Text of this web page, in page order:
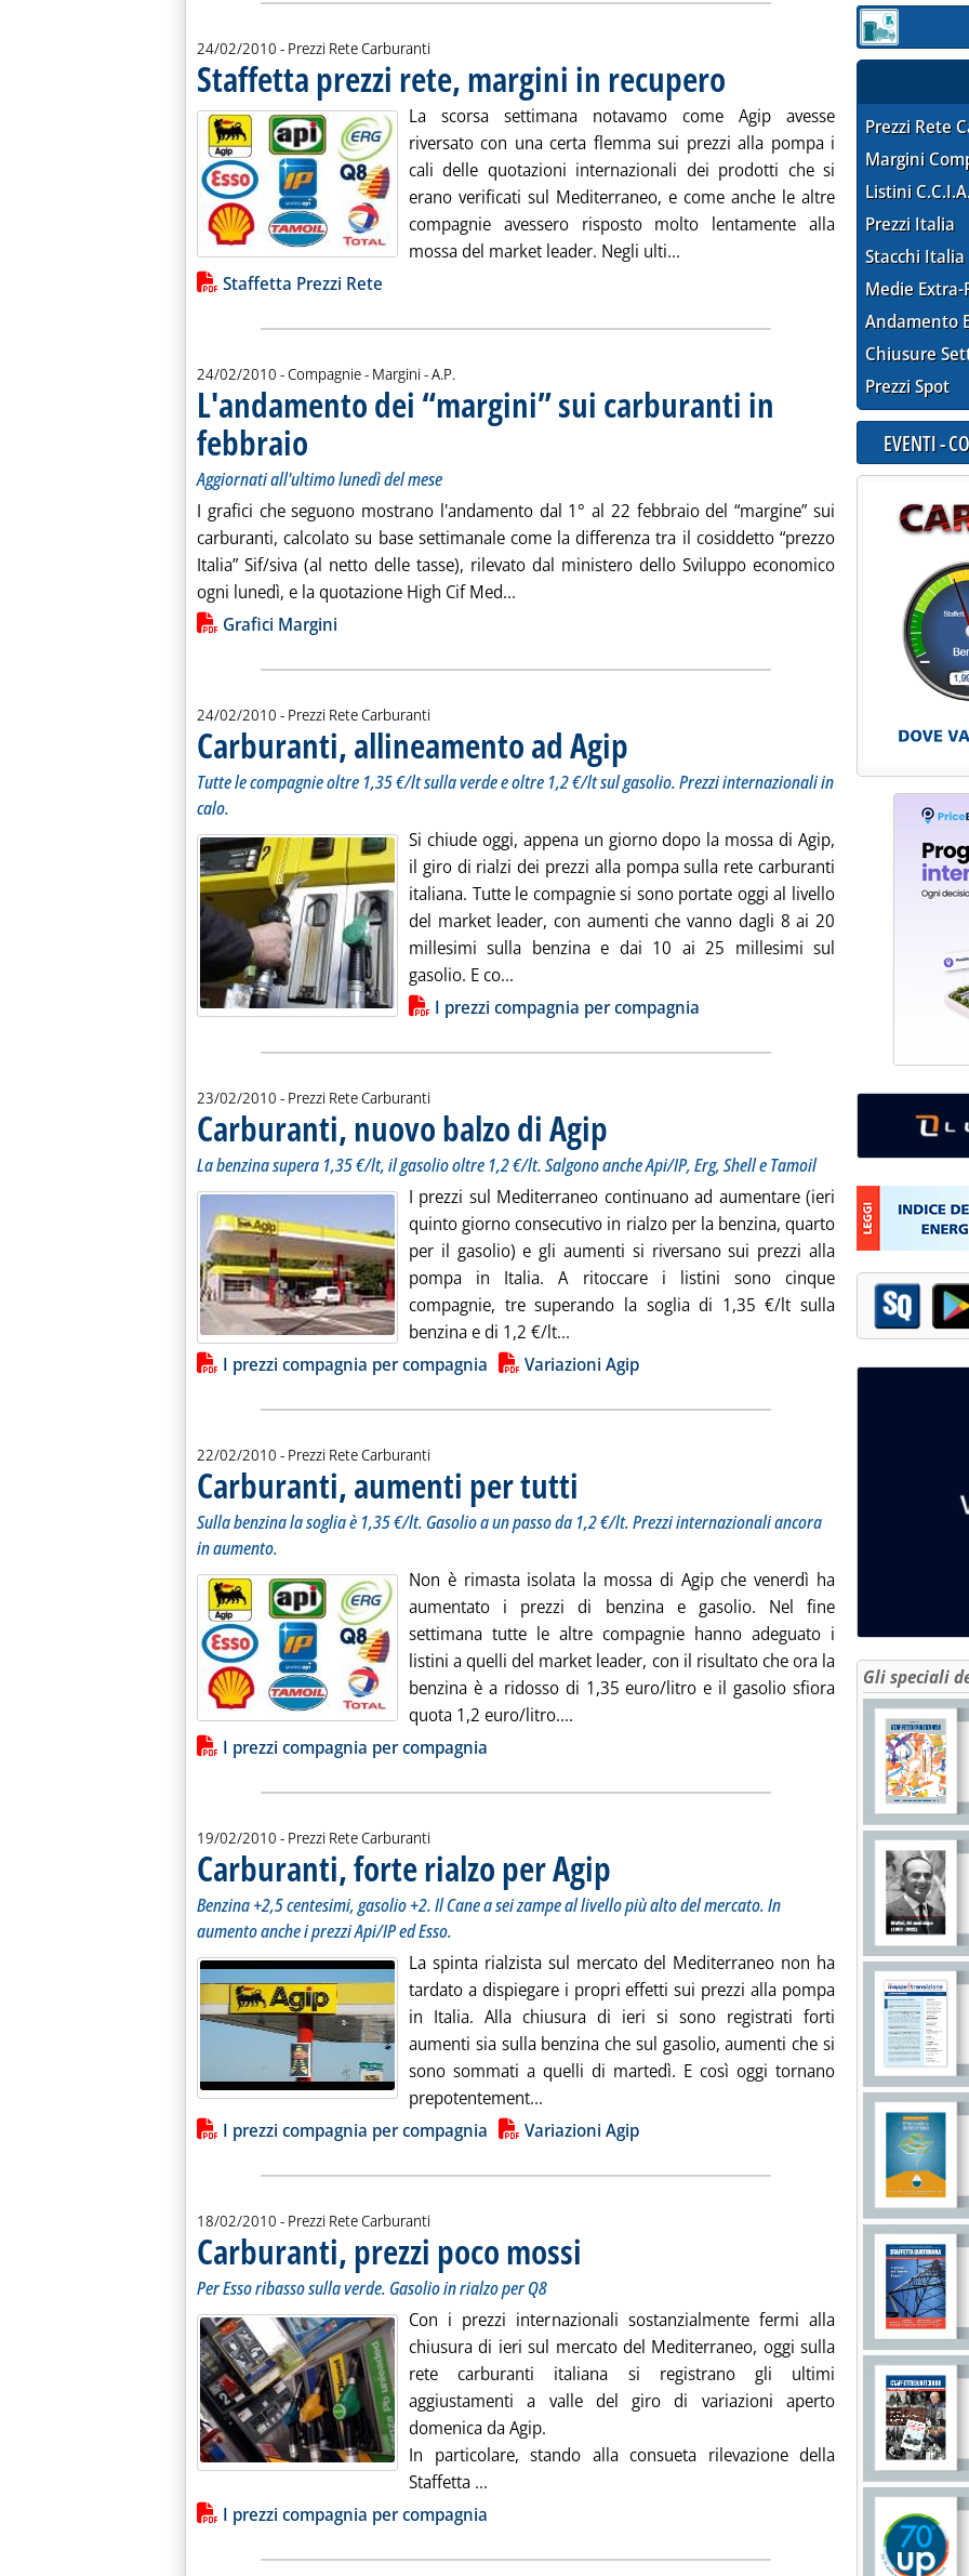
24/02/2010 - Prezzi Rete Carburanti
Staffetta prezzi rete, margini in recupero . Pubblicata mercoledì 24 febbraio 2010 alle
La scorsa settimana notavamo come Agip avesse
riversato con una certa flemma sui prezzi alla pompa i
cali delle quotazioni internazionali dei prodotti che si
erano verificati sul Mediterraneo, e come anche le altre
compagnie avessero risposto molto lentamente alla
mossa del market leader. Negli ulti... Leggi tutta la notizia: 'Staffetta
Lista allegati PDF alla notizia
Staffetta Prezzi Rete
24/02/2010 - Compagnie - Margini -di:
A.P.
L'andamento dei “margini” sui carburanti in
febbraio . Sottotitolo: Aggiornati all'ultimo lunedì del mese
. Pubblicata mercoledì 24 febbraio 2010 alle 14.43.
Aggiornati all'ultimo lunedì del mese
I grafici che seguono mostrano l'andamento dal 1° al 22 febbraio del “margine” sui
carburanti, calcolato su base settimanale come la differenza tra il cosiddetto “prezzo
Italia” Sif/siva (al netto delle tasse), rilevato dal ministero dello Sviluppo economico
ogni lunedì, e la quotazione High Cif Med... Leggi tutta la notizia: 'L'andamento dei “margini” sui
Lista allegati PDF alla notizia
Grafici Margini
24/02/2010 - Prezzi Rete Carburanti
Carburanti, allineamento ad Agip . Sottotitolo: Tutte le compagnie oltre 1,35 €/lt sulla verde e
Tutte le compagnie oltre 1,35 €/lt sulla verde e oltre 1,2 €/lt sul gasolio. Prezzi internazionali in
calo.
Si chiude oggi, appena un giorno dopo la mossa di Agip,
il giro di rialzi dei prezzi alla pompa sulla rete carburanti
italiana. Tutte le compagnie si sono portate oggi al livello
del market leader, con aumenti che vanno dagli 8 ai 20
millesimi sulla benzina e dai 10 ai 25 millesimi sul
gasolio. E co... Leggi tutta la notizia: 'Carburanti, allineamento ad Agip'
Lista allegati PDF alla notiziaI prezzi compagnia per compagnia
23/02/2010 - Prezzi Rete Carburanti
Carburanti, nuovo balzo di Agip . Sottotitolo: La benzina supera 1,35 €/lt, il gasolio oltre 1,2 €/lt.
La benzina supera 1,35 €/lt, il gasolio oltre 1,2 €/lt. Salgono anche Api/IP, Erg, Shell e Tamoil
I prezzi sul Mediterraneo continuano ad aumentare (ieri
quinto giorno consecutivo in rialzo per la benzina, quarto
per il gasolio) e gli aumenti si riversano sui prezzi alla
pompa in Italia. A ritoccare i listini sono cinque
compagnie, tre superando la soglia di 1,35 €/lt sulla
benzina e di 1,2 €/lt... Leggi tutta la notizia: 'Carburanti, nuovo balzo di
Lista allegati PDF alla notizia
I prezzi compagnia per compagnia Variazioni Agip
22/02/2010 - Prezzi Rete Carburanti
Carburanti, aumenti per tutti
Sulla benzina la soglia è 1,35 €/lt. Gasolio a un passo da 1,2 €/lt. Prezzi internazionali ancora
in aumento.
Non è rimasta isolata la mossa di Agip che venerdì ha
aumentato i prezzi di benzina e gasolio. Nel fine
settimana tutte le altre compagnie hanno adeguato i
listini a quelli del market leader, con il risultato che ora la
benzina è a ridosso di 1,35 euro/litro e il gasolio sfiora
quota 1,2 euro/litro.... Leggi tutta la notizia: 'Carburanti, aumenti per tutti'
Lista allegati PDF alla notizia
I prezzi compagnia per compagnia
19/02/2010 - Prezzi Rete Carburanti
Carburanti, forte rialzo per Agip . Sottotitolo: Benzina +2,5 centesimi, gasolio +2. Il Cane a sei
Benzina +2,5 centesimi, gasolio +2. Il Cane a sei zampe al livello più alto del mercato. In
aumento anche i prezzi Api/IP ed Esso.
La spinta rialzista sul mercato del Mediterraneo non ha
tardato a dispiegare i propri effetti sui prezzi alla pompa
in Italia. Alla chiusura di ieri si sono registrati forti
aumenti sia sulla benzina che sul gasolio, aumenti che si
sono sommati a quelli di martedì. E così oggi tornano
prepotentement... Leggi tutta la notizia: 'Carburanti, forte rialzo per Agip'
Lista allegati PDF alla notizia
I prezzi compagnia per compagnia Variazioni Agip
18/02/2010 - Prezzi Rete Carburanti
Carburanti, prezzi poco mossi . Sottotitolo: Per Esso ribasso sulla verde. Gasolio in rialzo per Q8
Per Esso ribasso sulla verde. Gasolio in rialzo per Q8
Con i prezzi internazionali sostanzialmente fermi alla
chiusura di ieri sul mercato del Mediterraneo, oggi sulla
rete carburanti italiana si registrano gli ultimi
aggiustamenti a valle del giro di variazioni aperto
domenica da Agip.
In particolare, stando alla consueta rilevazione della
Staffetta ... Leggi tutta la notizia: 'Carburanti, prezzi poco mossi'
Lista allegati PDF alla notizia
I prezzi compagnia per compagnia
Sezione:
Prezzi Rete
Margini
Listini
Prezzi Italia
Stacchi Italia
Medie Extra-
Andamento
Chiusure
Prezzi Spot
EVENTI -
Gli speciali